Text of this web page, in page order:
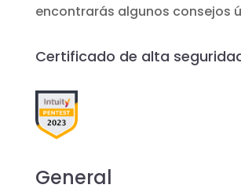
encontrarás algunos consejos
Certificado de alta
General